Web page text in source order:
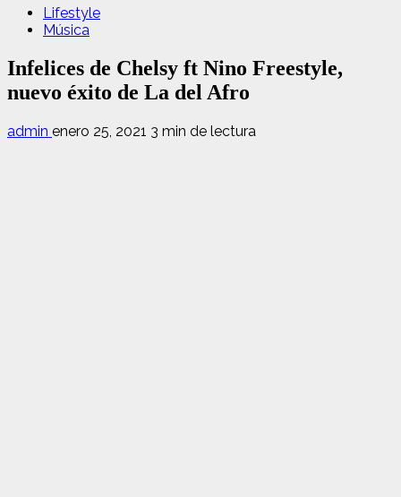
Lifestyle
Música
Infelices de Chelsy ft Nino Freestyle,
nuevo éxito de La del Afro
admin enero 25, 2021 3 min de lectura